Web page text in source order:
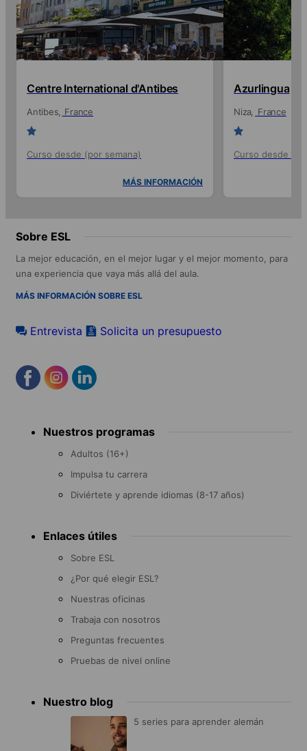
Centre International d'Antibes
Antibes France
Curso desde (por semana)
MÁS INFORMACIÓN
Azurlingua
Niza France
Curso desde
Sobre ESL
La mejor educación, en el mejor lugar y el mejor momento, para
una experiencia que vaya más allá del aula.
MÁS INFORMACIÓN SOBRE ESL
Entrevista Solicita un presupuesto
menu Nuestros programas
Adultos (16+)
Impulsa tu carrera
Diviértete y aprende idiomas (8-17 años)
Enlaces útiles
Sobre ESL
¿Por qué elegir ESL?
Nuestras oficinas
Trabaja con nosotros
Preguntas frecuentes
Pruebas de nivel online
Nuestro blog
5 series para aprender alemán